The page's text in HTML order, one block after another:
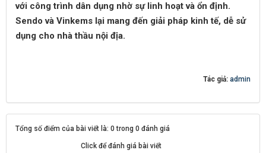
với công trình dân dụng nhờ sự linh hoạt và ổn định.
Sendo và Vinkems lại mang đến giải pháp kinh tế, dễ sử
dụng cho nhà thầu nội địa.
Tác giả: admin
Tổng số điểm của bài viết là: 0 trong 0 đánh giá
Click để đánh giá bài viết